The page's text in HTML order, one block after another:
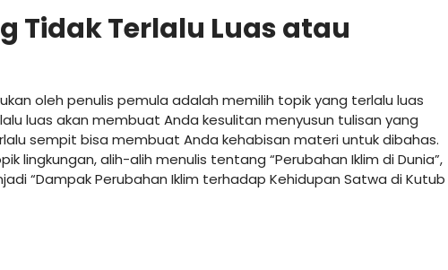
Tidak Terlalu Luas atau
oleh penulis pemula adalah memilih topik yang terlalu luas
luas akan membuat Anda kesulitan menyusun tulisan yang
sempit bisa membuat Anda kehabisan materi untuk dibahas.
lingkungan, alih-alih menulis tentang “Perubahan Iklim di Dunia”,
“Dampak Perubahan Iklim terhadap Kehidupan Satwa di Kutub